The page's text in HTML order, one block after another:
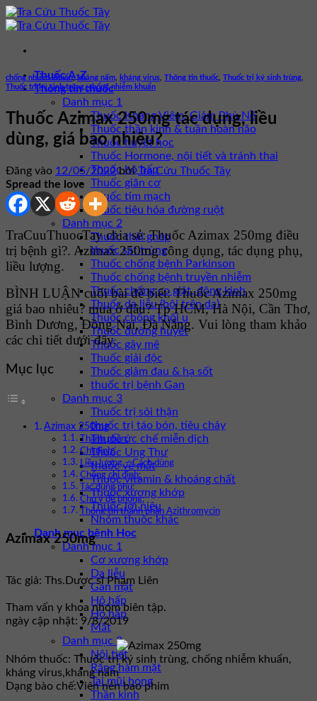
Bỏ
qua
dung
Thuốc A-Z
Thông tin thuốc
Danh mục 1
Thuốc Kháng Viêm, Giảm Phù Nề
Thuốc thần kinh & tuần hoàn não
Thuốc huyết học
Thuốc Hormone, nội tiết và tránh thai
Thuốc hô hấp
Thuốc giãn cơ
Thuốc tim mạch
Thuốc tiêu hóa đường ruột
Danh mục 2
Thuốc thải ghép
thuốc sát trùng
Thuốc chống bệnh Parkinson
Thuốc chống bệnh truyền nhiễm
Thuốc chống co giật, động kinh
Thuốc da liễu (bôi trên da)
Thuốc chống khối u
Thuốc đường huyết
Thuốc gây mê
Thuốc giải độc
Thuốc giảm đau & hạ sốt
thuốc trị bệnh Gan
Danh mục 3
Thuốc trị sỏi thận
thuốc trị táo bón, tiêu chảy
Thuốc ức chế miễn dịch
Thuốc Ung Thư
thuốc về mắt
Thuốc vitamin & khoáng chất
Thuốc xương khớp
Thuốc lợi niệu
Nhóm thuốc khác
Danh mục bệnh Học
Danh mục 1
Cơ xương khớp
Da liễu
Gan mật
Hô hấp
Hô hấp
Mắt
Danh mục 2
Nội tiết
Răng hàm mặt
Tai mũi họng
Thần kinh
chống nhiễm khuẩn,kháng nấm kháng virus Thông tin thuốc Thuốc trị ký sinh trùng
Thuốc trị ký sinh trùng, chống nhiễm khuẩn
Thuốc Azimax 250mg tác dụng, liều
dùng, giá bao nhiêu?
Đăng vào 12/05/2022 bởiTra Cứu Thuốc Tây
Spread the love
TraCuuThuocTay chia sẻ: Thuốc Azimax 250mg điều
trị bệnh gì?. Azimax 250mg công dụng, tác dụng phụ,
liều lượng.
BÌNH LUẬN cuối bài để biết: Thuốc Azimax 250mg
giá bao nhiêu? mua ở đâu? Tp HCM, Hà Nội, Cần Thơ,
Bình Dương, Đồng Nai, Đà Nẵng. Vui lòng tham khảo
các chi tiết dưới đây.
Mục lục
Azimax 250mg
Thành phần:
Chỉ định:
Liều lượng – Cách dùng
Chống chỉ định:
Tác dụng phụ:
Chú ý đề phòng:
Thông tin thành phần Azithromycin
Azimax 250mg
Tác giả: Ths.Dược sĩ Phạm Liên
Tham vấn y khoa nhóm biên tập.
ngày cập nhật: 9/8/2019
Nhóm thuốc: Thuốc trị ký sinh trùng, chống nhiễm khuẩn,
kháng virus,kháng nấm
Dạng bào chế:Viên nén bao phim